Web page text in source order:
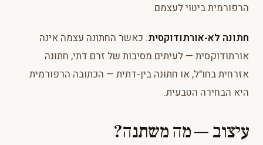
הרפורמית ביטוי לעצמם.
חתונה לא-אורתודוקסית: כאשר החתונה עצמה אינה
אורתודוקסית — לעיתים מסיבות של זרם דתי, חתונה
אזרחית בחו"ל, או חתונה בין-דתית — הכתובה הרפורמית
היא הבחירה הטבעית.
עיצוב — מה משתנה?